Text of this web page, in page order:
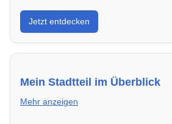
Entdecke Neubauprojekte in
energieeffizient und sofort
Jetzt entdecken
Mein Stadtteil im Überblick
Mehr anzeigen